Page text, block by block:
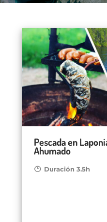
Pescada en
Ahumado
Duración 3.5h